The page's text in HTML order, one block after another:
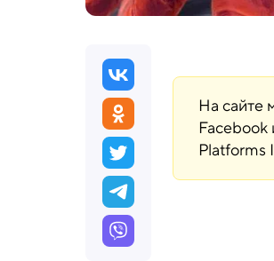
На сайте
Facebook
Platforms